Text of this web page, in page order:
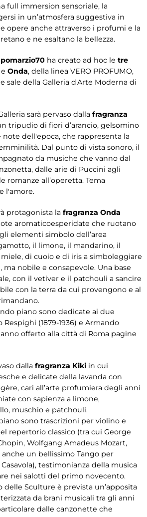
full immersion sensoriale, la
in un’atmosfera suggestiva in
opere anche attraverso i profumi e la
e ne esaltano la bellezza.
ha creato ad hoc le tre
e Onda, della linea VERO PROFUMO,
sale della Galleria d'Arte Moderna di
sarà pervaso dalla fragranza
tripudio di fiori d’arancio, gelsomino
note dell'epoca, che rappresenta la
Dal punto di vista sonoro, il
da musiche che vanno dal
dalle arie di Puccini agli
romanze all’operetta. Tema
l'amore.
protagonista la fragranza Onda
aromaticoesperidate che ruotano
elementi simbolo dell’area
il limone, il mandarino, il
di cuoio e di iris a simboleggiare
ma nobile e consapevole. Una base
con il vetiver e il patchouli a sancire
con la terra da cui provengono e al
piano sono dedicate ai due
(1879-1936) e Armando
offerto alla città di Roma pagine
dalla fragranza Kiki in cui
e delicate della lavanda con
cari all’arte profumiera degli anni
con sapienza a limone,
muschio e patchouli.
sono trascrizioni per violino e
repertorio classico (tra cui George
Wolfgang Amadeus Mozart,
anche un bellissimo Tango per
testimonianza della musica
nei salotti del primo novecento.
delle Sculture è prevista un’apposita
da brani musicali tra gli anni
dalle canzonette che